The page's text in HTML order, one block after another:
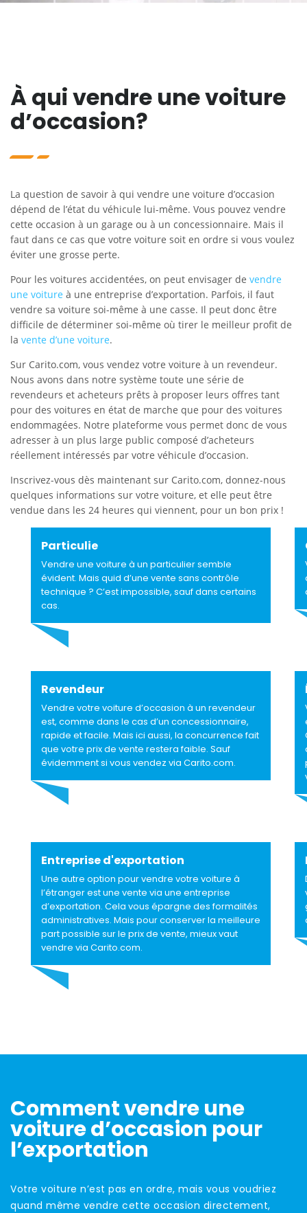
À qui vendre une voiture
d’occasion?
La question de savoir à qui vendre une voiture d’occasion
dépend de l’état du véhicule lui-même. Vous pouvez vendre
cette occasion à un garage ou à un concessionnaire. Mais il
faut dans ce cas que votre voiture soit en ordre si vous voulez
éviter une grosse perte.
Pour les voitures accidentées, on peut envisager de vendre
une voiture à une entreprise d’exportation. Parfois, il faut
vendre sa voiture soi-même à une casse. Il peut donc être
difficile de déterminer soi-même où tirer le meilleur profit de
la vente d’une voiture.
Sur Carito.com, vous vendez votre voiture à un revendeur.
Nous avons dans notre système toute une série de
revendeurs et acheteurs prêts à proposer leurs offres tant
pour des voitures en état de marche que pour des voitures
endommagées. Notre plateforme vous permet donc de vous
adresser à un plus large public composé d’acheteurs
réellement intéressés par votre véhicule d’occasion.
Inscrivez-vous dès maintenant sur Carito.com, donnez-nous
quelques informations sur votre voiture, et elle peut être
vendue dans les 24 heures qui viennent, pour un bon prix !
Particulie
Vendre une voiture à un particulier semble
évident. Mais quid d’une vente sans contrôle
technique ? C’est impossible, sauf dans certains
cas.
Revendeur
Vendre votre voiture d’occasion à un revendeur
est, comme dans le cas d’un concessionnaire,
rapide et facile. Mais ici aussi, la concurrence fait
que votre prix de vente restera faible. Sauf
évidemment si vous vendez via Carito.com.
Entreprise d'exportation
Une autre option pour vendre votre voiture à
l’étranger est une vente via une entreprise
d’exportation. Cela vous épargne des formalités
administratives. Mais pour conserver la meilleure
part possible sur le prix de vente, mieux vaut
vendre via Carito.com.
Comment vendre une
voiture d’occasion pour
l’exportation
Votre voiture n’est pas en ordre, mais vous voudriez
quand même vendre cette occasion directement,